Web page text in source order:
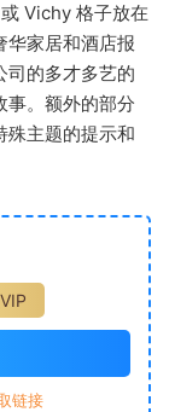
Vichy 格子放在
华家居和酒店报
司的多才多艺的
事。额外的部分
殊主题的提示和
链接